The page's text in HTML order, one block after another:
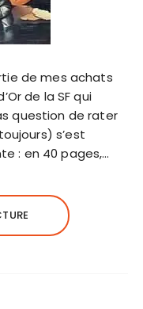
de mes achats
de la SF qui
question de rater
s’est
: en 40 pages,…